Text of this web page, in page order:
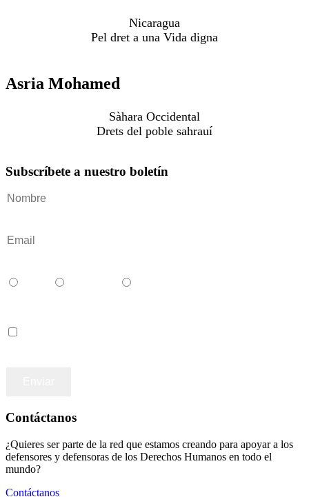
Nicaragua
Pel dret a una Vida digna
Asria Mohamed
Sàhara Occidental
Drets del poble sahrauí
Subscríbete a nuestro boletín
Contáctanos
¿Quieres ser parte de la red que estamos creando para apoyar a los
defensores y defensoras de los Derechos Humanos en todo el
mundo?
Contáctanos